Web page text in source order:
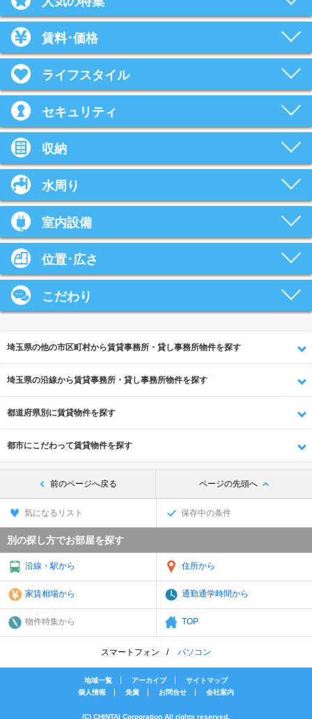
賃料･価格
ライフスタイル
セキュリティ
収納
水周り
室内設備
位置･広さ
こだわり
埼玉県の他の市区町村から賃貸事務所・貸し事務所物件を探す
埼玉県の沿線から賃貸事務所・貸し事務所物件を探す
都道府県別に賃貸物件を探す
都市にこだわって賃貸物件を探す
前のページへ戻る ページの先頭へ
気になるリスト 保存中の条件
別の探し方でお部屋を探す
沿線・駅から 住所から
家賃相場から 通勤通学時間から
物件特集から TOP
スマートフォン パソコン
地域一覧 アーカイブ
サイトマップ
個人情報
免責 お問合せ 会社案内
(C) CHINTAI Corporation All rights reserved.